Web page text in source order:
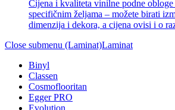
Cijena i kvaliteta vinilne podne
specifičnim željama – možete birati
dimenzija i dekora, a cijena ovisi i o
Close submenu (Laminat)Laminat
Binyl
Classen
Cosmoflooritan
Egger PRO
Evolution